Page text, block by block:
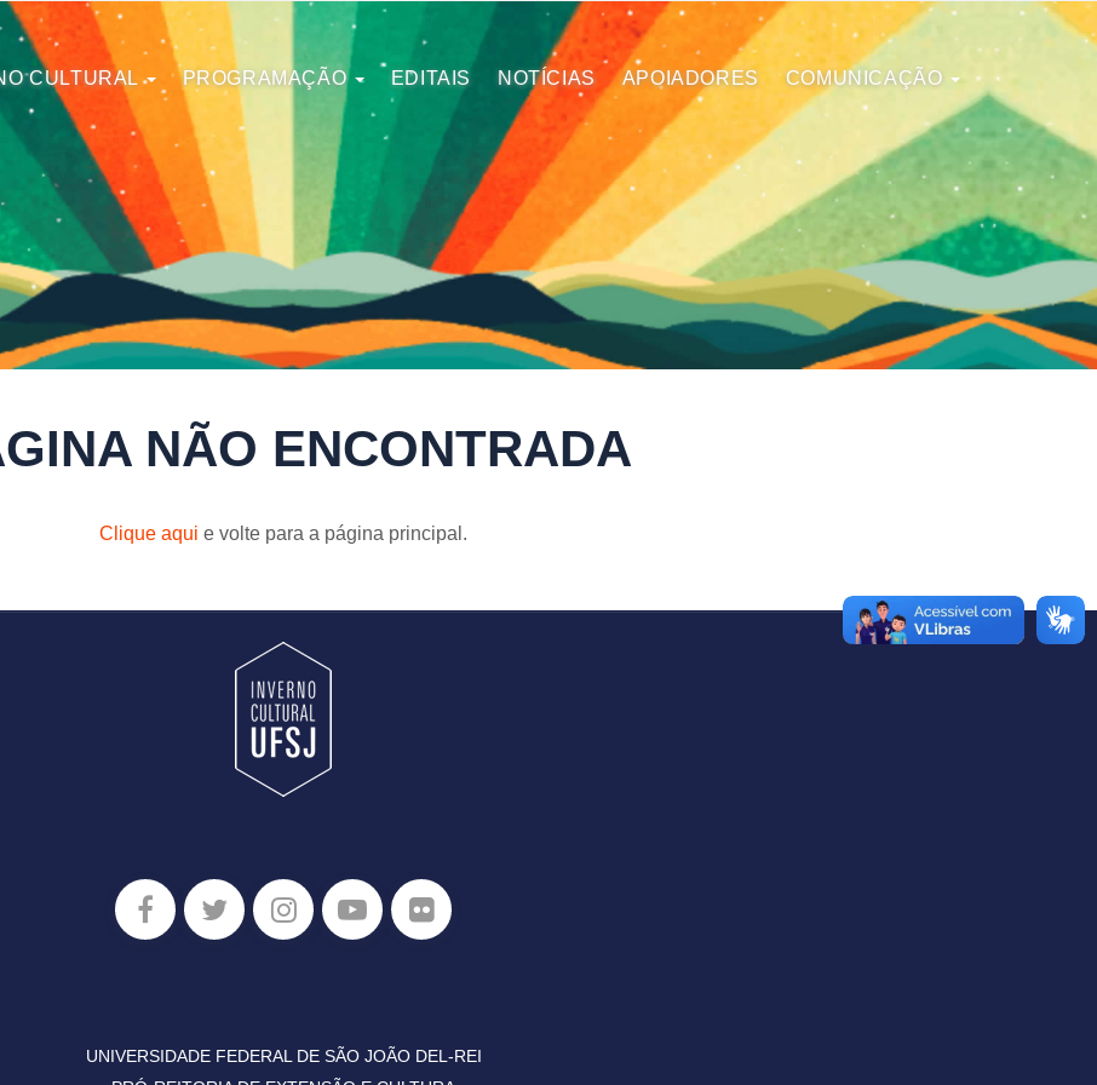
CULTURAL PROGRAMAÇÃO EDITAIS NOTÍCIAS APOIADORES COMUNICAÇÃO
NÃO ENCONTRADA
Clique aqui e volte para a página principal.
UNIVERSIDADE FEDERAL DE SÃO JOÃO DEL-REI